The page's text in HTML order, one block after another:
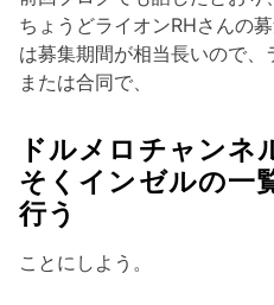
ちょうどライオンRHさんの
は募集期間が相当長いので、
または合同で、
ドルメロチャンネ
そくインゼルの一
行う
ことにしよう。